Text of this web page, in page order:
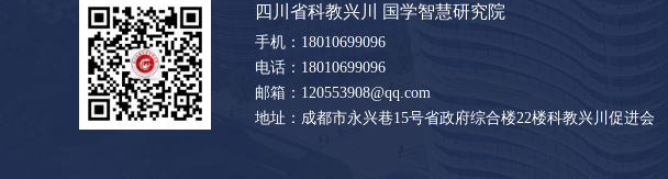
四川省科教兴川 国学智慧研究院
手机：18010699096
电话：18010699096
邮箱：120553908@qq.com
地址：成都市永兴巷15号省政府综合楼22楼科教兴川促进会